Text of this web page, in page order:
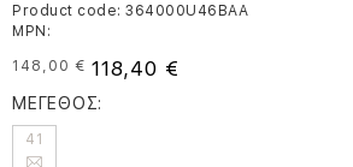
Product code: 364000U46BAA
MPN:
148,00 € 118,40 €
ΜΕΓΕΘΟΣ:
41